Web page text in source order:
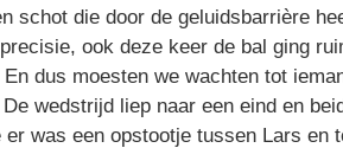
schot die door de geluidsbarrière
ook deze keer de bal ging
dus moesten we wachten tot
wedstrijd liep naar een eind en
was een opstootje tussen Lars en